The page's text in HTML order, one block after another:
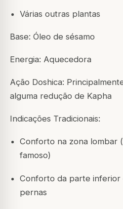
Várias outras plantas
Base: Óleo de sésamo
Energia: Aquecedora
Ação Doshica:
alguma redução de Kapha
Indicações Tradicionais:
Conforto na zona lombar
famoso)
Conforto da parte inferior
pernas